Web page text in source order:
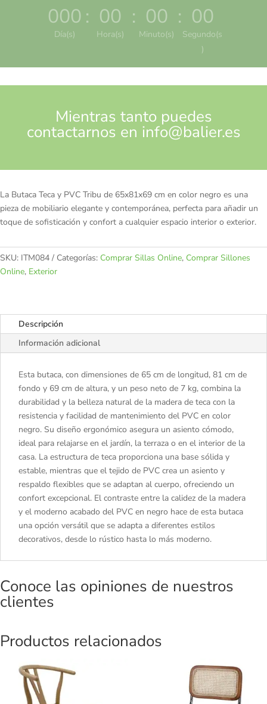
000
Día(s)
: 00
Hora(s)
: 00
Minuto(s)
: 00
Segundo(s
)
Mientras tanto puedes
contactarnos en info@balier.es
La Butaca Teca y PVC Tribu de 65x81x69 cm en color negro es una
pieza de mobiliario elegante y contemporánea, perfecta para añadir un
toque de sofisticación y confort a cualquier espacio interior o exterior.
SKU: ITM084 Categorías: Comprar Sillas Online, Comprar Sillones
Online, Exterior
Descripción
Información adicional
Esta butaca, con dimensiones de 65 cm de longitud, 81 cm de
fondo y 69 cm de altura, y un peso neto de 7 kg, combina la
durabilidad y la belleza natural de la madera de teca con la
resistencia y facilidad de mantenimiento del PVC en color
negro. Su diseño ergonómico asegura un asiento cómodo,
ideal para relajarse en el jardín, la terraza o en el interior de la
casa. La estructura de teca proporciona una base sólida y
estable, mientras que el tejido de PVC crea un asiento y
respaldo flexibles que se adaptan al cuerpo, ofreciendo un
confort excepcional. El contraste entre la calidez de la madera
y el moderno acabado del PVC en negro hace de esta butaca
una opción versátil que se adapta a diferentes estilos
decorativos, desde lo rústico hasta lo más moderno.
Conoce las opiniones de nuestros
clientes
Productos relacionados